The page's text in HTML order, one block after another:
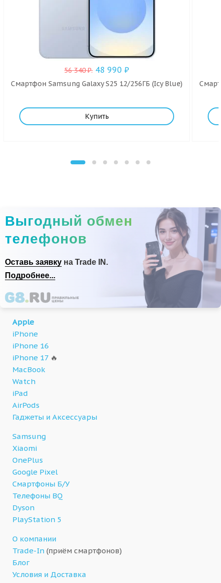
56 340₽. 48 990 ₽
Смартфон Samsung Galaxy S25 12/256ГБ (Icy Blue)
Купить
Выгодный обмен
телефонов
Оставь заявку на Trade IN.
Подробнее...
Apple
iPhone
iPhone 16
iPhone 17 🔥
MacBook
Watch
iPad
AirPods
Гаджеты и Аксессуары
Samsung
Xiaomi
OnePlus
Google Pixel
Смартфоны Б/У
Телефоны BQ
Dyson
PlayStation 5
О компании
Trade-In (приём смартфонов)
Блог
Условия и Доставка